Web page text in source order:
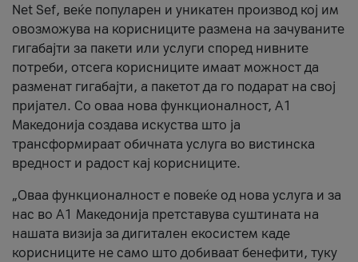
Net Sef, веќе популарен и уникатен производ кој им
овозможува на корисниците размена на зачуваните
гигабајти за пакети или услуги според нивните
потреби, отсега корисниците имаат можност да
разменат гигабајти, а пакетот да го подарат на свој
пријател. Со оваа нова функционалност, А1
Македонија создава искуства што ја
трансформираат обичната услуга во вистинска
вредност и радост кај корисниците.
„Оваа функционалност е повеќе од нова услуга и за
нас во А1 Македонија претставува суштината на
нашата визија за дигитален екосистем каде
корисниците не само што добиваат бенефити, туку